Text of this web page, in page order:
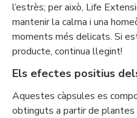
l’estrès; per això, Life
mantenir la calma i una
moments més delicats. Si
producte, continua llegint!
Els efectes positius
Aquestes càpsules es
obtinguts a partir de